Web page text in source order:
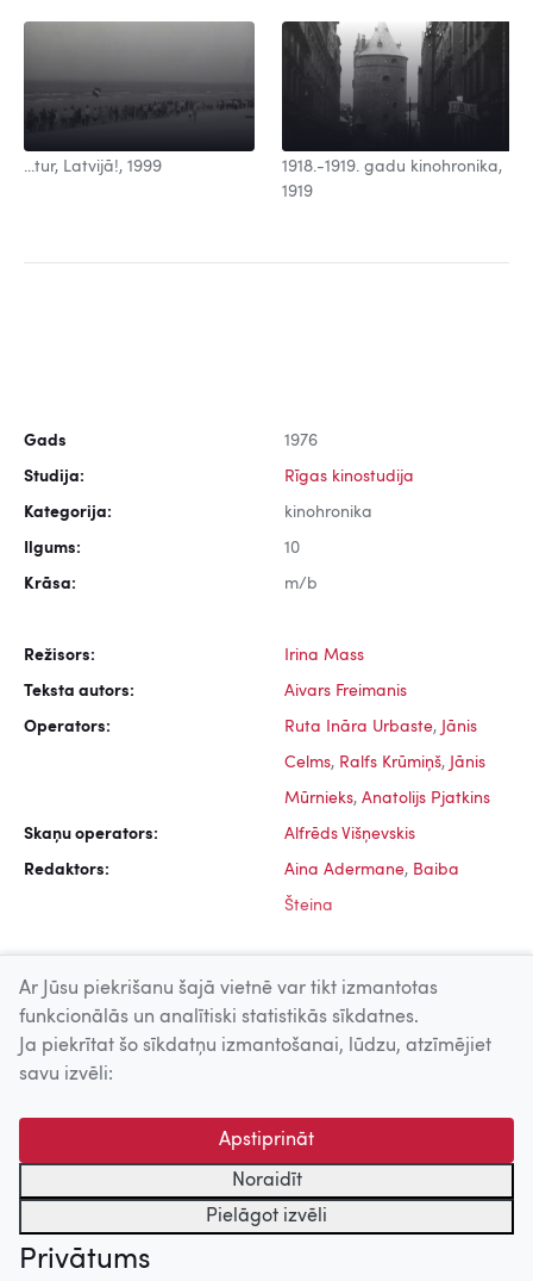
...tur, Latvijā!, 1999
1918.-1919. gadu kinohronika,
1919
Gads 1976
Studija: Rīgas kinostudija
Kategorija: kinohronika
Ilgums: 10
Krāsa: m/b
Režisors: Irina Mass
Teksta autors: Aivars Freimanis
Operators: Ruta Ināra Urbaste, Jānis
Celms, Ralfs Krūmiņš, Jānis
Mūrnieks, Anatolijs Pjatkins
Skaņu operators: Alfrēds Višņevskis
Redaktors: Aina Adermane, Baiba
Šteina
Uz augšu
© 2026 Nacionālais Kino centrs, Kultūras informācijas sistēmu
centrs. Sadarbības partneris: Latvijas Valsts
kinofotofonodokumentu arhīvs.
Ar Jūsu piekrišanu šajā vietnē var tikt izmantotas
funkcionālās un analītiski statistikās sīkdatnes.
Ja piekrītat šo sīkdatņu izmantošanai, lūdzu, atzīmējiet
savu izvēli:
Apstiprināt
Noraidīt
Pielāgot izvēli
Privātums